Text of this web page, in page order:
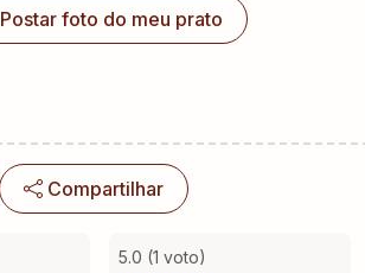
Postar foto do meu prato
Compartilhar
5.0 (1 voto)